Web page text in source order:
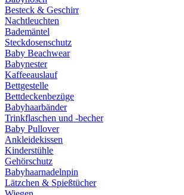
Besteck & Geschirr
Nachtleuchten
Bademäntel
Steckdosenschutz
Baby Beachwear
Babynester
Kaffeeauslauf
Bettgestelle
Bettdeckenbezüge
Babyhaarbänder
Trinkflaschen und -becher
Baby Pullover
Ankleidekissen
Kinderstühle
Gehörschutz
Babyhaarnadelnpin
Lätzchen & Spießtücher